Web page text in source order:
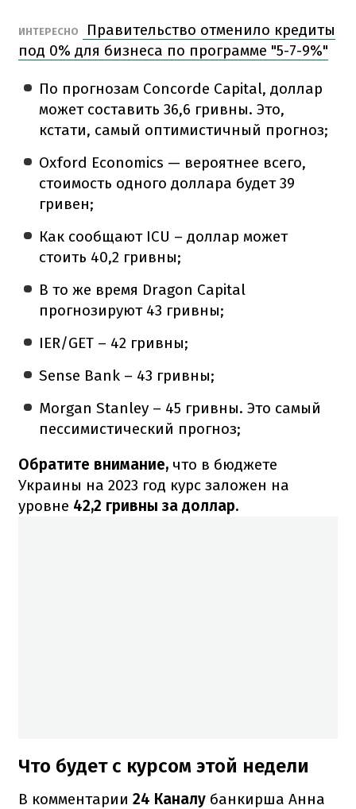
ИНТЕРЕСНО
Правительство отменило кредиты
под 0% для бизнеса по программе "5-7-9%"
По прогнозам Concorde Capital, доллар
может составить 36,6 гривны. Это,
кстати, самый оптимистичный прогноз;
Oxford Economics — вероятнее всего,
стоимость одного доллара будет 39
гривен;
Как сообщают ICU – доллар может
стоить 40,2 гривны;
В то же время Dragon Capital
прогнозируют 43 гривны;
IER/GET – 42 гривны;
Sense Bank – 43 гривны;
Morgan Stanley – 45 гривны. Это самый
пессимистический прогноз;
Обратите внимание, что в бюджете
Украины на 2023 год курс заложен на
уровне 42,2 гривны за доллар.
Что будет с курсом этой недели
В комментарии 24 Каналу банкирша Анна